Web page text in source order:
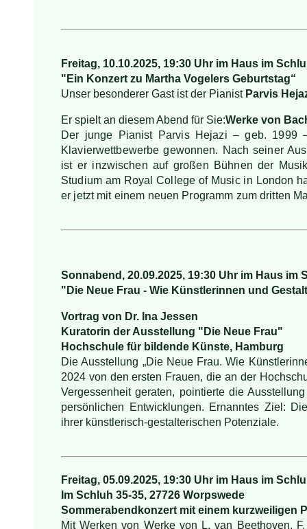
Freitag, 10.10.2025, 19:30 Uhr im Haus im
"Ein Konzert zu Martha Vogelers Geburtstag“
Unser besonderer Gast ist der Pianist Parvis
Er spielt an diesem Abend für Sie:Werke von
Der junge Pianist Parvis Hejazi – geb. 1999
Klavierwettbewerbe gewonnen. Nach seiner
ist er inzwischen auf großen Bühnen der
Studium am Royal College of Music in London
er jetzt mit einem neuen Programm zum dritten
Sonnabend, 20.09.2025, 19:30 Uhr im Haus im
"Die Neue Frau - Wie Künstlerinnen und
Vortrag von Dr. Ina Jessen
Kuratorin der Ausstellung "Die Neue Frau"
Hochschule für bildende Künste, Hamburg
Die Ausstellung „Die Neue Frau. Wie
2024 von den ersten Frauen, die an der
Vergessenheit geraten, pointierte die
persönlichen Entwicklungen. Ernanntes Ziel:
ihrer künstlerisch-gestalterischen Potenziale.
Freitag, 05.09.2025, 19:30 Uhr im Haus im
Im Schluh 35-35, 27726 Worpswede
Sommerabendkonzert mit einem kurzweiligen
Mit Werken von Werke von L. van Beethoven,